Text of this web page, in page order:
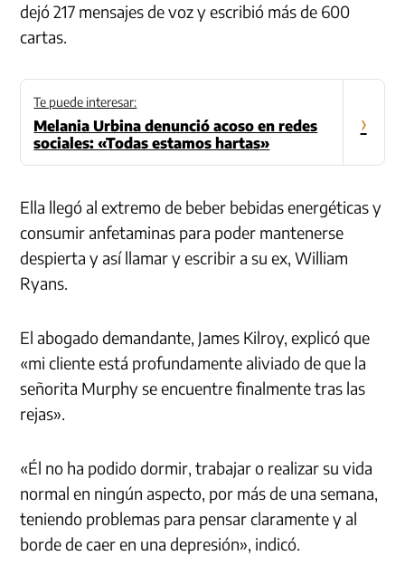
dejó 217 mensajes de voz y escribió más de 600
cartas.
Te puede interesar:
Melania Urbina denunció acoso en redes
sociales: «Todas estamos hartas»
›
Ella llegó al extremo de beber bebidas energéticas y
consumiranfetaminas para poder mantenerse
despierta y así llamar y escribir a su ex,William
Ryans.
El abogado demandante, James Kilroy, explicó que
«mi cliente está profundamente aliviado de que la
señorita Murphyseencuentrefinalmente tras las
rejas».
«Él no ha podido dormir, trabajar o realizar su vida
normal en ningún aspecto, por más de una semana,
teniendo problemas para pensar claramente y al
borde de caer en una depresión», indicó.